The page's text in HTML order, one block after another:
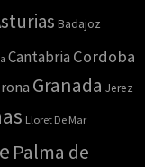
Badajoz
Cantabria Cordoba
Granada Jerez
Lloret De Mar
Palma de